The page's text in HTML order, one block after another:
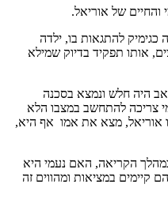
והחיים של אוריאל.
להתגאות בו, ילדה
אותו תפקיד בדיוק שמילא
היה חלש ונמצא בסכנה
צריכה להתחשב במצבו הלא
אוריאל, מצא את אמו אף היא,
הקריאה, האם נעמי היא
קיימים במציאות ומהווים זה